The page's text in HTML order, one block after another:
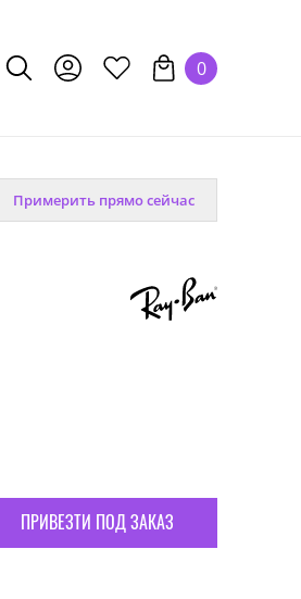
0
Примерить прямо сейчас
ПРИВЕЗТИ ПОД ЗАКАЗ